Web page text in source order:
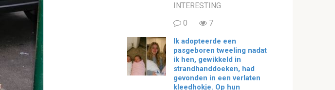
INTERESTING
0
7
Ik adopteerde een
pasgeboren tweeling nadat
ik hen, gewikkeld in
strandhanddoeken, had
gevonden in een verlaten
kleedhokje. Op hun